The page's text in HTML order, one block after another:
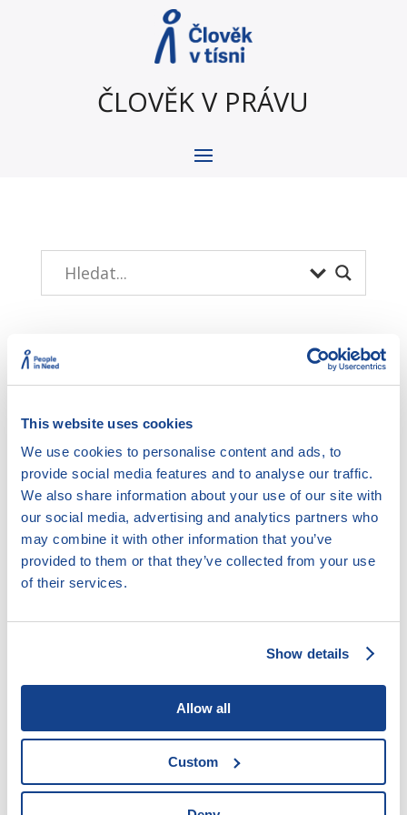
This website uses cookies
We use cookies to personalise content and ads, to
provide social media features and to analyse our traffic.
We also share information about your use of our site with
our social media, advertising and analytics partners who
may combine it with other information that you’ve
provided to them or that they’ve collected from your use
of their services.
Show details
Allow all
Custom
ČLOVĚK V PRÁVU
Menu
6.13.7. Řízení o dědictví
Obecná ustanovení o zvláštních řízeních soudních,
mezi něž dědické řízení (neboli řízení o pozůstalosti)
Řízení o pozůstalosti podrobněji pak ještě
Zákonná úprava:§ 98 zákona č. 292/2013 Sb., o
zvláštních řízeních soudních a následující ustanovení.